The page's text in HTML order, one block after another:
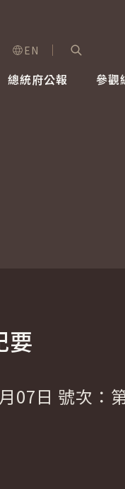
級選單
EN
總統府公報 參觀
要
07日 號次：